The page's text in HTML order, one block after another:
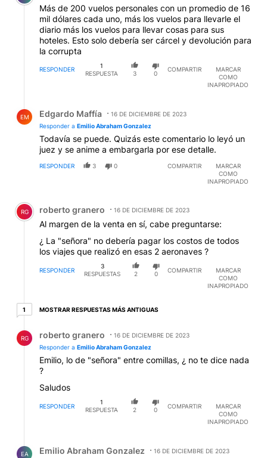
Más de 200 vuelos personales con un promedio de 16
mil dólares cada uno, más los vuelos para llevarle el
diario más los vuelos para llevar cosas para sus
hoteles. Esto solo debería ser cárcel y devolución para
la corrupta
RESPONDER
1
RESPUESTA
3 0
COMPARTIR
MARCAR
COMO
INAPROPIADO
EM Edgardo Maffía
16 DE DICIEMBRE DE 2023
Responder a Emilio Abraham Gonzalez
Todavía se puede. Quizás este comentario lo leyó un
juez y se anime a embargarla por ese detalle.
RESPONDER 3 0 COMPARTIR
MARCAR
COMO
INAPROPIADO
Comentario de roberto granero.
RG roberto granero 16 DE DICIEMBRE DE 2023
Al margen de la venta en sí, cabe preguntarse:
¿ La "señora" no debería pagar los costos de todos
los viajes que realizó en esas 2 aeronaves ?
RESPONDER
3
RESPUESTAS
2 0
COMPARTIR
MARCAR
COMO
INAPROPIADO
11 respuesta más antiguas
MOSTRAR RESPUESTAS MÁS ANTIGUAS
RG roberto granero
16 DE DICIEMBRE DE 2023
Responder a Emilio Abraham Gonzalez
Emilio, lo de "señora" entre comillas, ¿ no te dice nada
?
Saludos
RESPONDER
1
RESPUESTA
2 0
COMPARTIR
MARCAR
COMO
INAPROPIADO
EA Emilio Abraham Gonzalez
16 DE DICIEMBRE DE 2023